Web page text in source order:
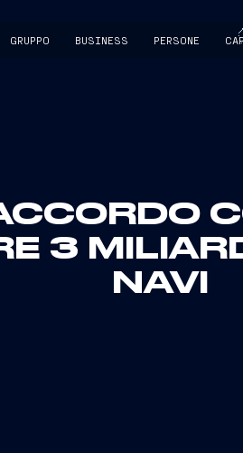
GRUPPO BUSINESS PERSONE
CAPTAIN
3
NAVI